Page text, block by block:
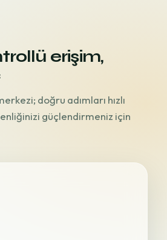
erişim,
doğru adımları hızlı
güçlendirmeniz için